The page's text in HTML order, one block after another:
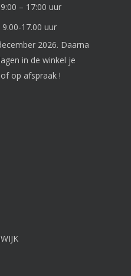
– 17:00 uur
17.00 uur
2026. Daarna
in de winkel je
op afspraak !